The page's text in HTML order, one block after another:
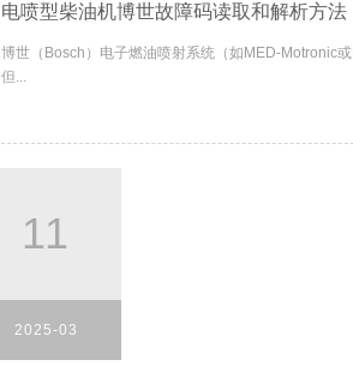
电喷型柴油机博世故障码读取和解析方法
博世（Bosch）电子燃油喷射系统（如MED-Motronic
但...
11
2025-03